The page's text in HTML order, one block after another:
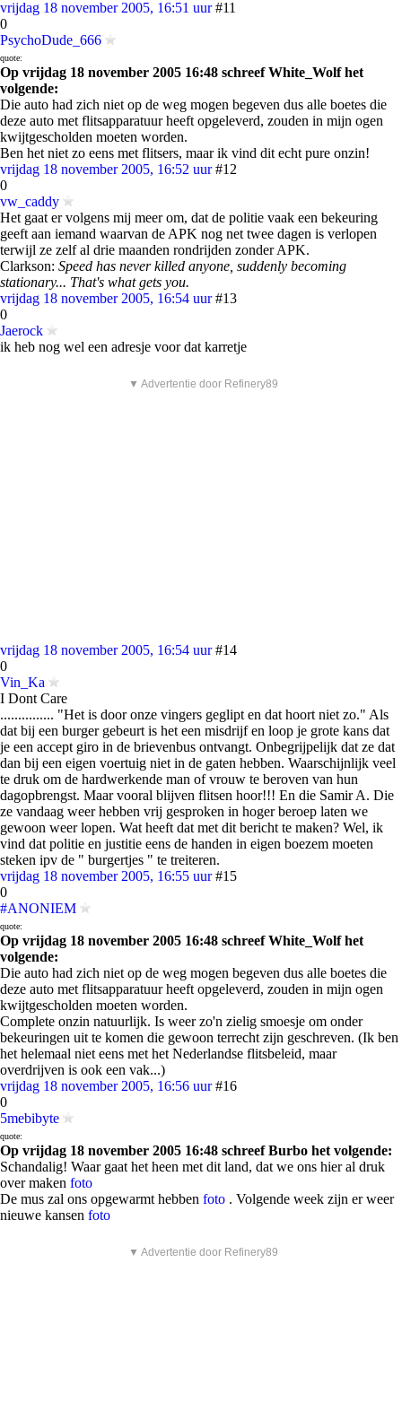
vrijdag 18 november 2005, 16:51 uur #11
0
PsychoDude_666
quote:
Op vrijdag 18 november 2005 16:48 schreef White_Wolf het
volgende:
Die auto had zich niet op de weg mogen begeven dus alle boetes die
deze auto met flitsapparatuur heeft opgeleverd, zouden in mijn ogen
kwijtgescholden moeten worden.
Ben het niet zo eens met flitsers, maar ik vind dit echt pure onzin!
vrijdag 18 november 2005, 16:52 uur #12
0
vw_caddy
Het gaat er volgens mij meer om, dat de politie vaak een bekeuring
geeft aan iemand waarvan de APK nog net twee dagen is verlopen
terwijl ze zelf al drie maanden rondrijden zonder APK.
Clarkson: Speed has never killed anyone, suddenly becoming
stationary... That's what gets you.
vrijdag 18 november 2005, 16:54 uur #13
0
Jaerock
ik heb nog wel een adresje voor dat karretje
▼ Advertentie door Refinery89
vrijdag 18 november 2005, 16:54 uur #14
0
Vin_Ka
I Dont Care
............... "Het is door onze vingers geglipt en dat hoort niet zo." Als
dat bij een burger gebeurt is het een misdrijf en loop je grote kans dat
je een accept giro in de brievenbus ontvangt. Onbegrijpelijk dat ze dat
dan bij een eigen voertuig niet in de gaten hebben. Waarschijnlijk veel
te druk om de hardwerkende man of vrouw te beroven van hun
dagopbrengst. Maar vooral blijven flitsen hoor!!! En die Samir A. Die
ze vandaag weer hebben vrij gesproken in hoger beroep laten we
gewoon weer lopen. Wat heeft dat met dit bericht te maken? Wel, ik
vind dat politie en justitie eens de handen in eigen boezem moeten
steken ipv de " burgertjes " te treiteren.
vrijdag 18 november 2005, 16:55 uur #15
0
#ANONIEM
quote:
Op vrijdag 18 november 2005 16:48 schreef White_Wolf het
volgende:
Die auto had zich niet op de weg mogen begeven dus alle boetes die
deze auto met flitsapparatuur heeft opgeleverd, zouden in mijn ogen
kwijtgescholden moeten worden.
Complete onzin natuurlijk. Is weer zo'n zielig smoesje om onder
bekeuringen uit te komen die gewoon terrecht zijn geschreven. (Ik ben
het helemaal niet eens met het Nederlandse flitsbeleid, maar
overdrijven is ook een vak...)
vrijdag 18 november 2005, 16:56 uur #16
0
5mebibyte
quote:
Op vrijdag 18 november 2005 16:48 schreef Burbo het volgende:
Schandalig! Waar gaat het heen met dit land, dat we ons hier al druk
over maken foto
De mus zal ons opgewarmt hebben foto . Volgende week zijn er weer
nieuwe kansen foto
▼ Advertentie door Refinery89